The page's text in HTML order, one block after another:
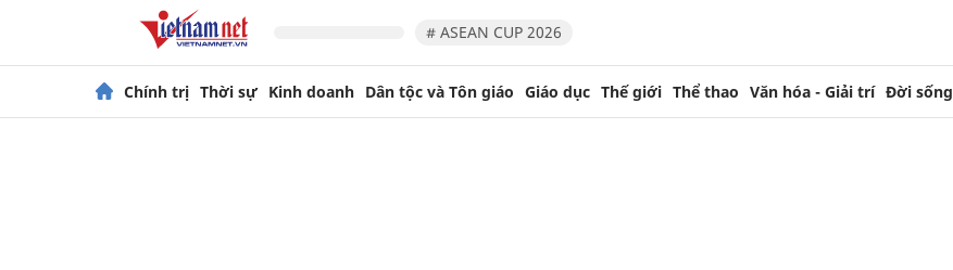
# ASEAN CUP 2026
Chính trị Thời sự Kinh doanh Dân tộc và Tôn giáo Giáo dục Thế giới Thể thao Văn hóa - Giải trí Đời sống